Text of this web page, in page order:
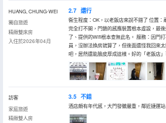
HUANG, CHUNG-WEI
獨自旅遊
精緻雙床房
入住於2026年04月
2.7 還行
衞生程度：OK，以老飯店來說不錯了 位置
完全打不開，門鎖的感應裝置根本虛設，最
了、提供的Wifi根本查無此名。 服務：因門
員，沒辦法換房就算了，但後面還怪我回來
吧，居然還能臉皮厚成這樣。好的「老飯店
訪客
家庭旅遊
精緻雙人房
3.5 不錯
酒店頗有年代感，大門發黴嚴重，鄰近捷運